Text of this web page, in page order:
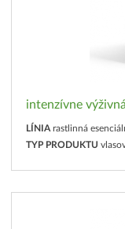
intenzívne
LÍNIA rastlinná
TYP PRODUKTU